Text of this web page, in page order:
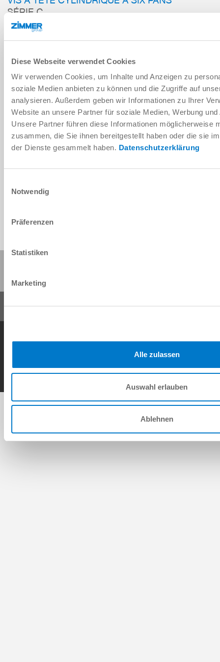
Diese Webseite verwendet Cookies
Wir verwenden Cookies, um Inhalte und Anzeigen zu
soziale Medien anbieten zu können und die Zugriffe auf
analysieren. Außerdem geben wir Informationen zu Ihrer
Website an unsere Partner für soziale Medien, Werbung
Unsere Partner führen diese Informationen möglicherweise
zusammen, die Sie ihnen bereitgestellt haben oder die sie
der Dienste gesammelt haben. Datenschutzerklärung
Notwendig
Präferenzen
Statistiken
Marketing
Alle zulassen
Auswahl erlauben
Ablehnen
SÉRIE C
AJOUTER AU PANIER
AJOUTER POUR COMPARAISON
Données techniques
Contact
Copyright © ZIMMER GROUP 2026